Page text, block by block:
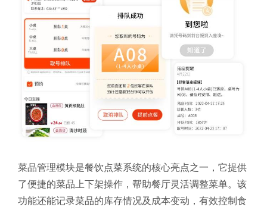
菜品管理模块是餐饮点菜系统的核心亮点之一，它提供
了便捷的菜品上下架操作，帮助餐厅灵活调整菜单。该
功能还能记录菜品的库存情况及成本变动，有效控制食